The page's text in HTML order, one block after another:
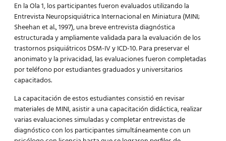
En la Ola 1, los participantes fueron evaluados utilizando la
Entrevista Neuropsiquiátrica Internacional en Miniatura (MINI;
Sheehan et al., 1997), una breve entrevista diagnóstica
estructurada y ampliamente validada para la evaluación de los
trastornos psiquiátricos DSM-IV y ICD-10. Para preservar el
anonimato y la privacidad, las evaluaciones fueron completadas
por teléfono por estudiantes graduados y universitarios
capacitados.
La capacitación de estos estudiantes consistió en revisar
materiales de MINI, asistir a una capacitación didáctica, realizar
varias evaluaciones simuladas y completar entrevistas de
diagnóstico con los participantes simultáneamente con un